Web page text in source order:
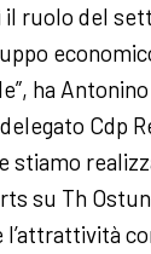
ruolo del
ha
Cdp
stiamo
su Th